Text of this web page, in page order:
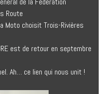
Route
Moto choisit Trois-Rivières
est de retour en septembre
Ah… ce lien qui nous unit !